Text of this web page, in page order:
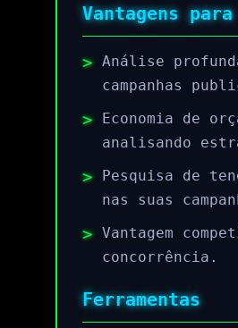
Vantagens
Análise
campanhas
Economia de
analisando
Pesquisa de
nas suas
Vantagem
concorrência.
Ferramentas